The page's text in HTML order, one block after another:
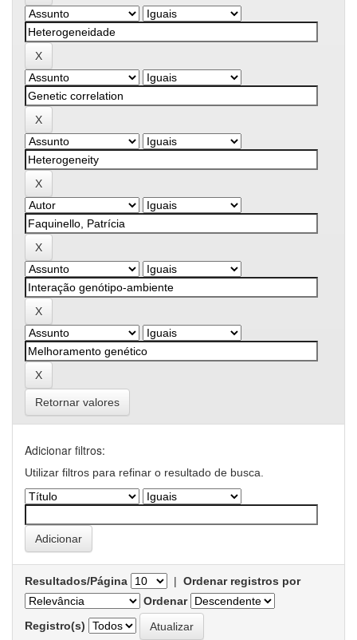
Retornar valores
Adicionar filtros:
Utilizar filtros para refinar o resultado de busca.
Resultados/Página | Ordenar registros por
Ordenar
Registro(s)